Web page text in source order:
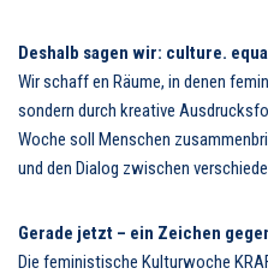
Deshalb sagen wir: culture.
Wir schaff en Räume, in denen
sondern durch kreative
Woche soll Menschen
und den Dialog zwischen
Gerade jetzt – ein Zeichen
Die feministische Kulturwoche